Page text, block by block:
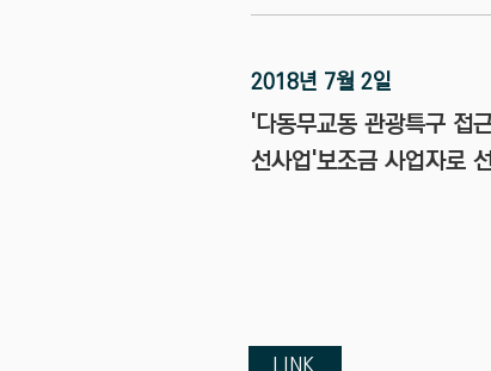
2018년 7월 2일
'다동무교동 관광특구 접
선사업'보조금 사업자로